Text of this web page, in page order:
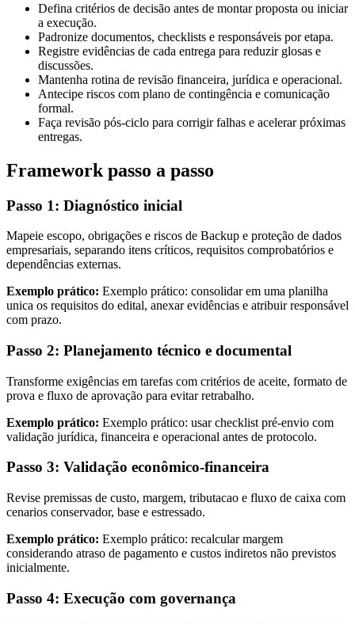
Defina critérios de decisão antes de montar proposta ou iniciar
a execução.
Padronize documentos, checklists e responsáveis por etapa.
Registre evidências de cada entrega para reduzir glosas e
discussões.
Mantenha rotina de revisão financeira, jurídica e operacional.
Antecipe riscos com plano de contingência e comunicação
formal.
Faça revisão pós-ciclo para corrigir falhas e acelerar próximas
entregas.
Framework passo a passo
Passo 1: Diagnóstico inicial
Mapeie escopo, obrigações e riscos de Backup e proteção de dados
empresariais, separando itens críticos, requisitos comprobatórios e
dependências externas.
Exemplo prático: Exemplo prático: consolidar em uma planilha
unica os requisitos do edital, anexar evidências e atribuir responsável
com prazo.
Passo 2: Planejamento técnico e documental
Transforme exigências em tarefas com critérios de aceite, formato de
prova e fluxo de aprovação para evitar retrabalho.
Exemplo prático: Exemplo prático: usar checklist pré-envio com
validação jurídica, financeira e operacional antes de protocolo.
Passo 3: Validação econômico-financeira
Revise premissas de custo, margem, tributacao e fluxo de caixa com
cenarios conservador, base e estressado.
Exemplo prático: Exemplo prático: recalcular margem
considerando atraso de pagamento e custos indiretos não previstos
inicialmente.
Passo 4: Execução com governança